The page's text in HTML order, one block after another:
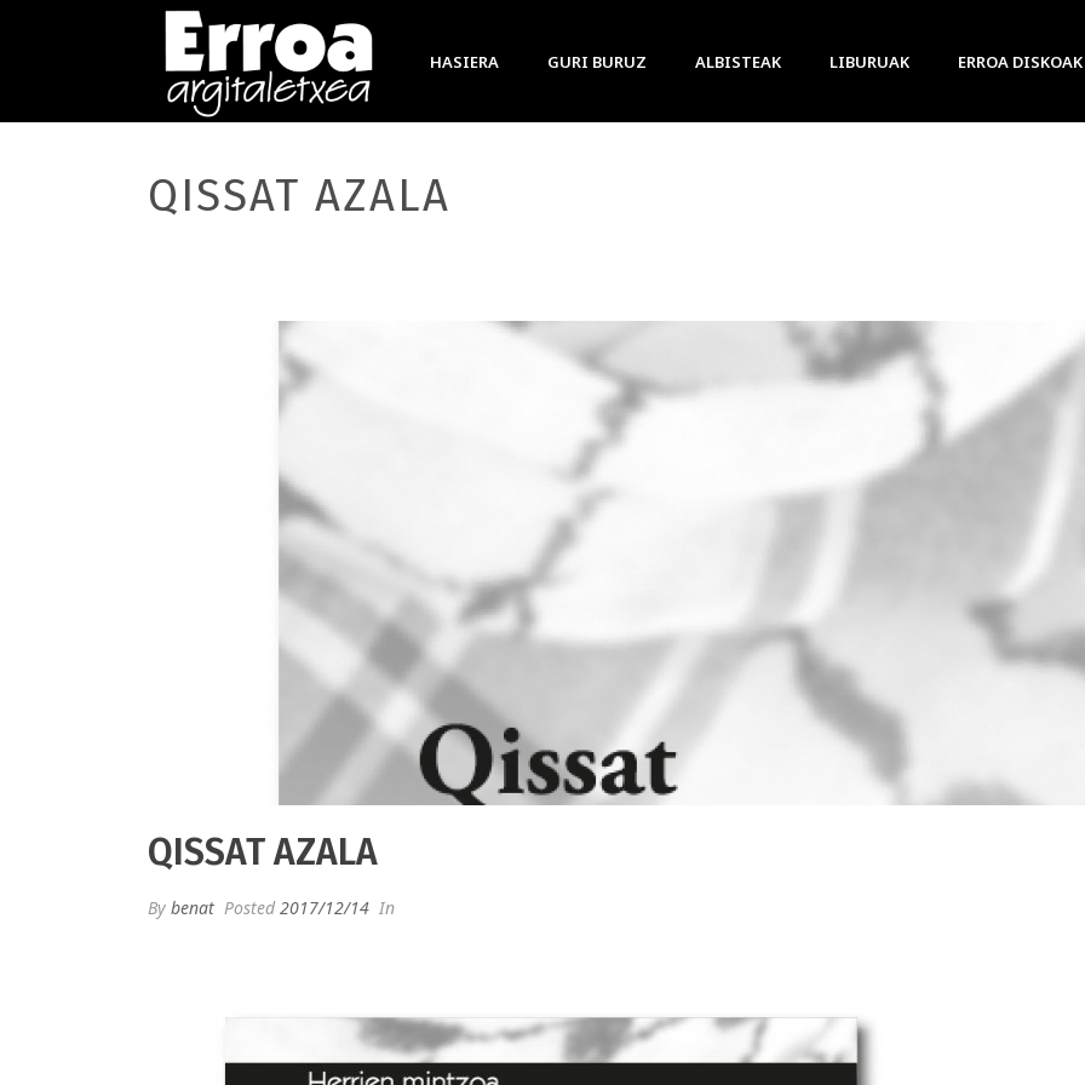
HASIERA GURI BURUZ ALBISTEAK LIBURUAK ERROA DISKOAK
QISSAT AZALA
QISSAT AZALA
By benat Posted2017/12/14 In